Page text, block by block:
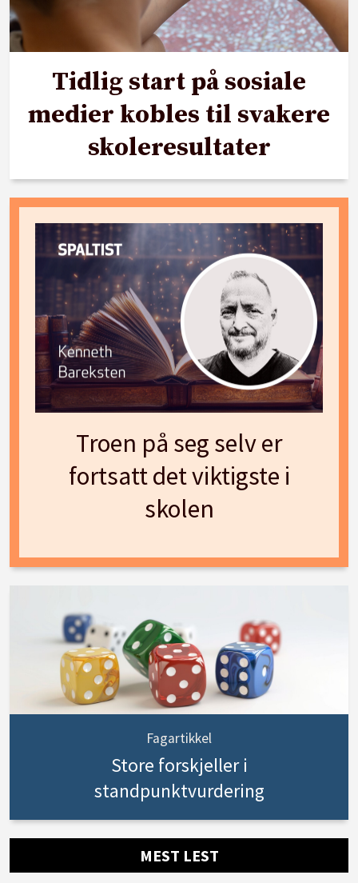
Tidlig start på sosiale
medier kobles til svakere
skoleresultater
Troen på seg selv er
fortsatt det viktigste i
skolen
Fagartikkel
Store forskjeller i
standpunktvurdering
MEST LEST